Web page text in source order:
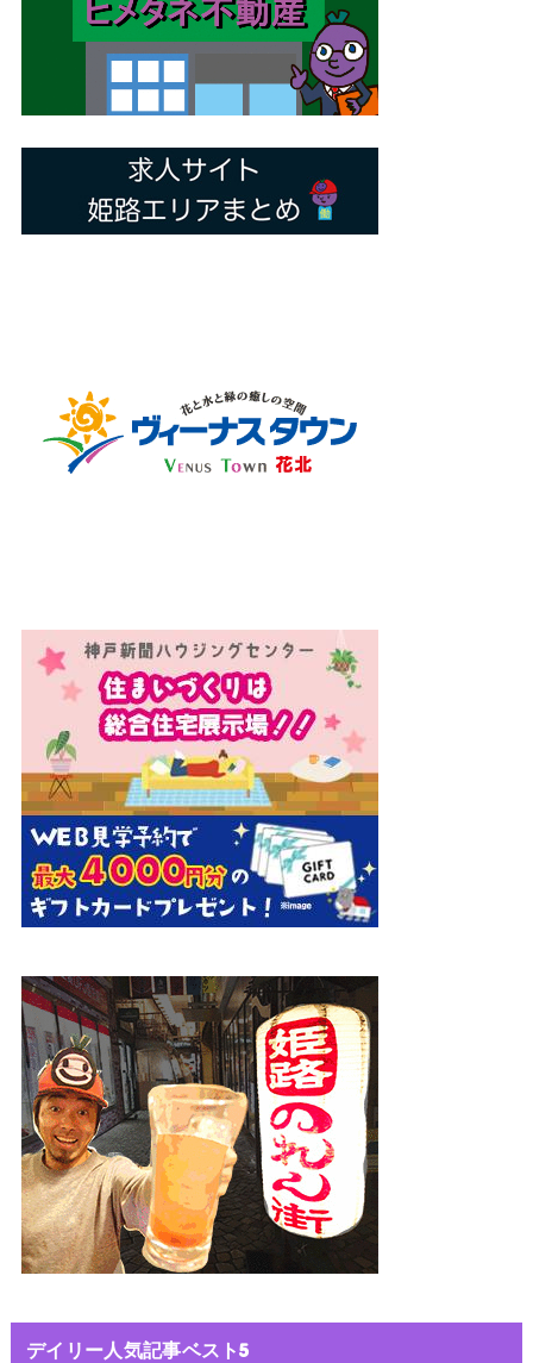
デイリー人気記事ベスト5